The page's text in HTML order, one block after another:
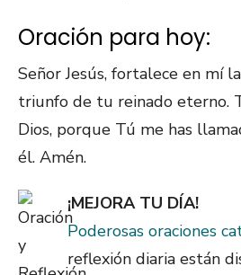
Oración para hoy:
Señor Jesús, fortalece en mí
triunfo de tu reinado eterno.
Dios, porque Tú me has
él. Amén.
¡MEJORA TU DÍA!
Poderosas oraciones
reflexión diaria están